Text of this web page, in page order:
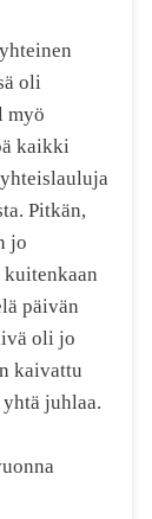
oli
myö
kaikki
Pitkän,
jo
päivän
oli jo
kaivattu
juhlaa.